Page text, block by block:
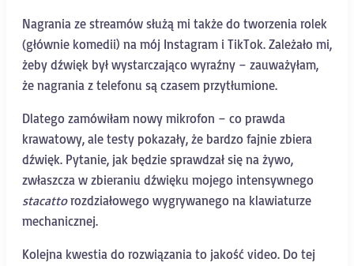
Nagrania ze streamów służą mi także do tworzenia rolek
(głównie komedii) na mój Instagram i TikTok. Zależało mi,
żeby dźwięk był wystarczająco wyraźny – zauważyłam,
że nagrania z telefonu są czasem przytłumione.
Dlatego zamówiłam nowy mikrofon – co prawda
krawatowy, ale testy pokazały, że bardzo fajnie zbiera
dźwięk. Pytanie, jak będzie sprawdzał się na żywo,
zwłaszcza w zbieraniu dźwięku mojego intensywnego
stacattorozdziałowego wygrywanego na klawiaturze
mechanicznej.
Kolejna kwestia do rozwiązania to jakość video. Do tej